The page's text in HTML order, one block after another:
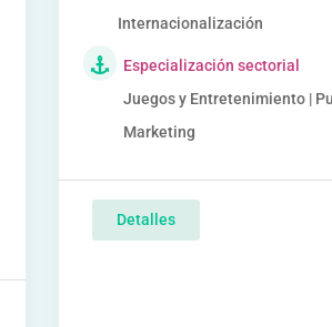
Internacionalización
Especialización sectorial
Juegos y Entretenimiento |
Marketing
Detalles